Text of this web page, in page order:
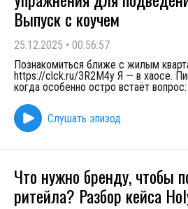
Выпуск с коучем
25.12.2025 • 00:56:57
Познакомиться ближе с жилым
https://clck.ru/3R2M4y Я — в хаосе.
когда особенно остро встаёт
Слушать эпизод
Что нужно бренду, чтобы
ритейла? Разбор кейса